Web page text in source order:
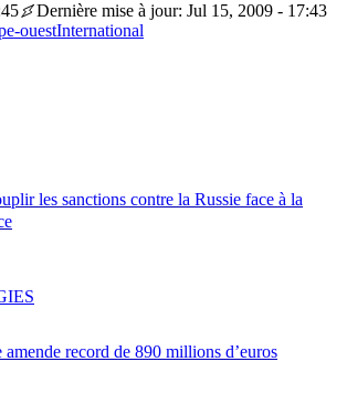
Dernière mise à jour: Jul 15, 2009 - 17:43
ouestInternational
les sanctions contre la Russie face à la
amende record de 890 millions d’euros